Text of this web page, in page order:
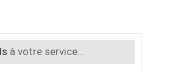
à votre service...